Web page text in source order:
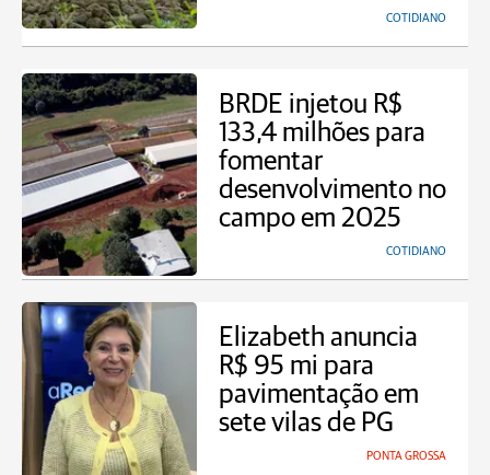
COTIDIANO
BRDE injetou R$
133,4 milhões para
fomentar
desenvolvimento no
campo em 2025
COTIDIANO
Elizabeth anuncia
R$ 95 mi para
pavimentação em
sete vilas de PG
PONTA GROSSA